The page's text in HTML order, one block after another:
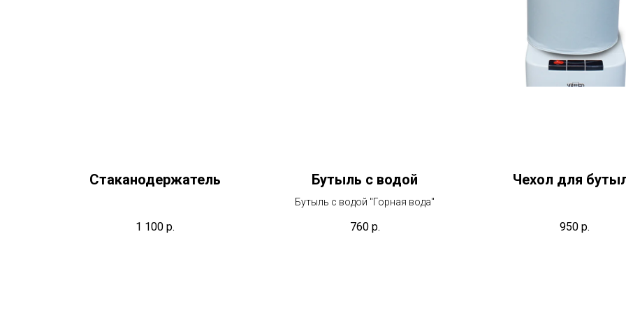
Стаканодержатель
1 100 р.
Бутыль с водой
Бутыль с водой "Горная вода"
760 р.
Чехол для
950 р.